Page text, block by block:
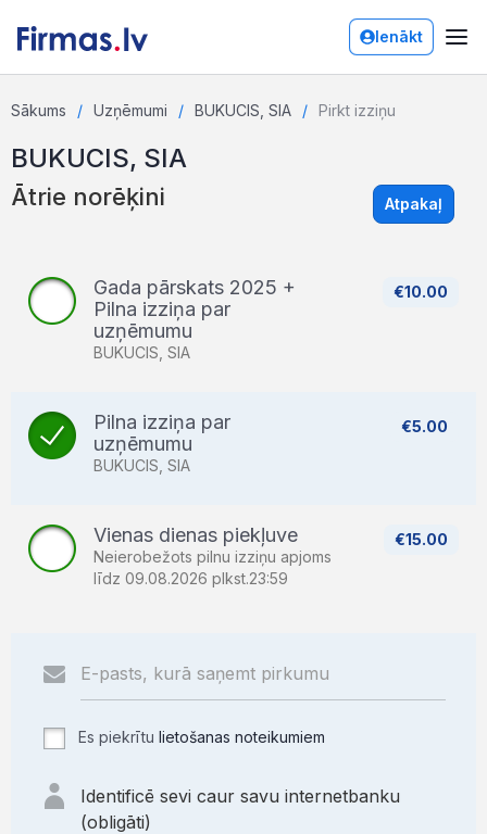
Ienākt
Sākums Uzņēmumi BUKUCIS, SIA Pirkt izziņu
BUKUCIS, SIA
Ātrie norēķini Atpakaļ
€10.00
Gada pārskats 2025 +
Pilna izziņa par
uzņēmumu
BUKUCIS, SIA
€5.00
Pilna izziņa par
uzņēmumu
BUKUCIS, SIA
€15.00
Vienas dienas piekļuve
Neierobežots pilnu izziņu apjoms
līdz 09.08.2026 plkst.23:59
Es piekrītu lietošanas noteikumiem
Identificē sevi caur savu internetbanku
(obligāti)